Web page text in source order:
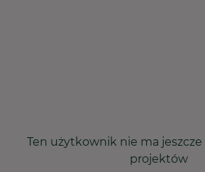
Ten użytkownik nie ma
projektów